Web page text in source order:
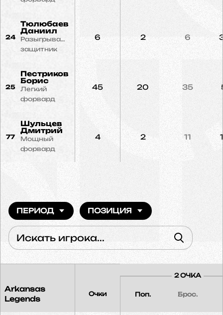
24
Тюлюбаев
Даниил
Разыгрывающий
защитник
6 2 6
25
Пестриков
Борис
Легкий
форвард
45 20 35
77
Шульцев
Дмитрий
Мощный
форвард
4 2 11
ПЕРИОД ПОЗИЦИЯ
Arkansas
Legends
Очки
2 ОЧКА
Поп. Брос.